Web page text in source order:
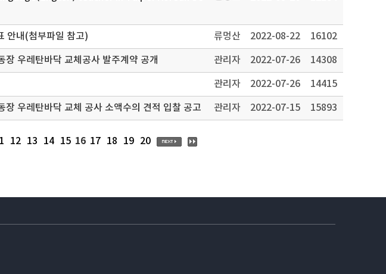
안내(첨부파일 참고) 류멍산 2022-08-22 16102
우레탄바닥 교체공사 발주계약 공개 관리자 2022-07-26 14308
관리자 2022-07-26 14415
2022학년도 타이뻬이한국학교 운동장 우레탄바닥 교체 공사 소액수의 견적 입찰 공고 관리자 2022-07-15 15893
12 13 14 15 16 17 18 19
20